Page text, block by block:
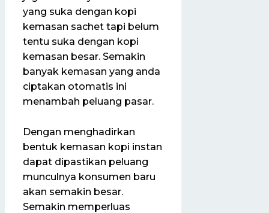
yang suka dengan kopi
kemasan sachet tapi belum
tentu suka dengan kopi
kemasan besar. Semakin
banyak kemasan yang anda
ciptakan otomatis ini
menambah peluang pasar.
Dengan menghadirkan
bentuk kemasan kopi instan
dapat dipastikan peluang
munculnya konsumen baru
akan semakin besar.
Semakin memperluas